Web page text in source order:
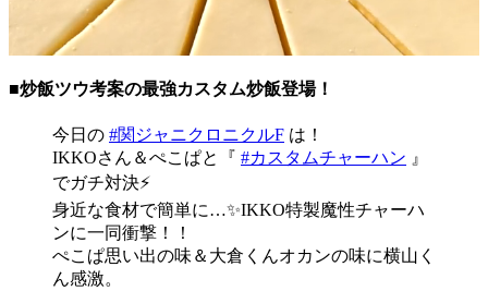
■炒飯ツウ考案の最強カスタム炒飯登場！
今日の #関ジャニクロニクルF は！
IKKOさん＆ぺこぱと『 #カスタムチャーハン 』
でガチ対決⚡️
身近な食材で簡単に…✨IKKO特製魔性チャーハ
ンに一同衝撃！！
ぺこぱ思い出の味＆大倉くんオカンの味に横山く
ん感激。